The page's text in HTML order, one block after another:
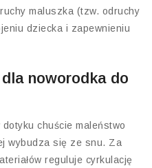
maluszka (tzw. odruchy
dziecka i zapewnieniu
noworodka do
chuście maleństwo
wybudza się ze snu. Za
reguluje cyrkulację